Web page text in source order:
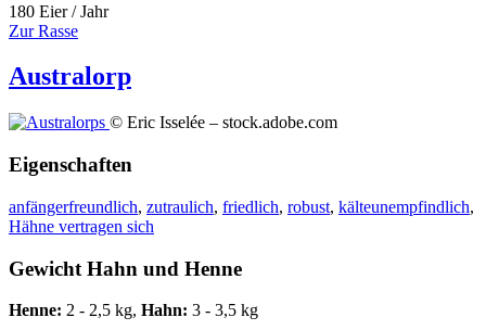
180 Eier / Jahr
Zur Rasse
Australorp
© Eric Isselée – stock.adobe.com
Eigenschaften
anfängerfreundlich, zutraulich, friedlich, robust, kälteunempfindlich,
Hähne vertragen sich
Gewicht Hahn und Henne
Henne: 2 - 2,5 kg, Hahn: 3 - 3,5 kg